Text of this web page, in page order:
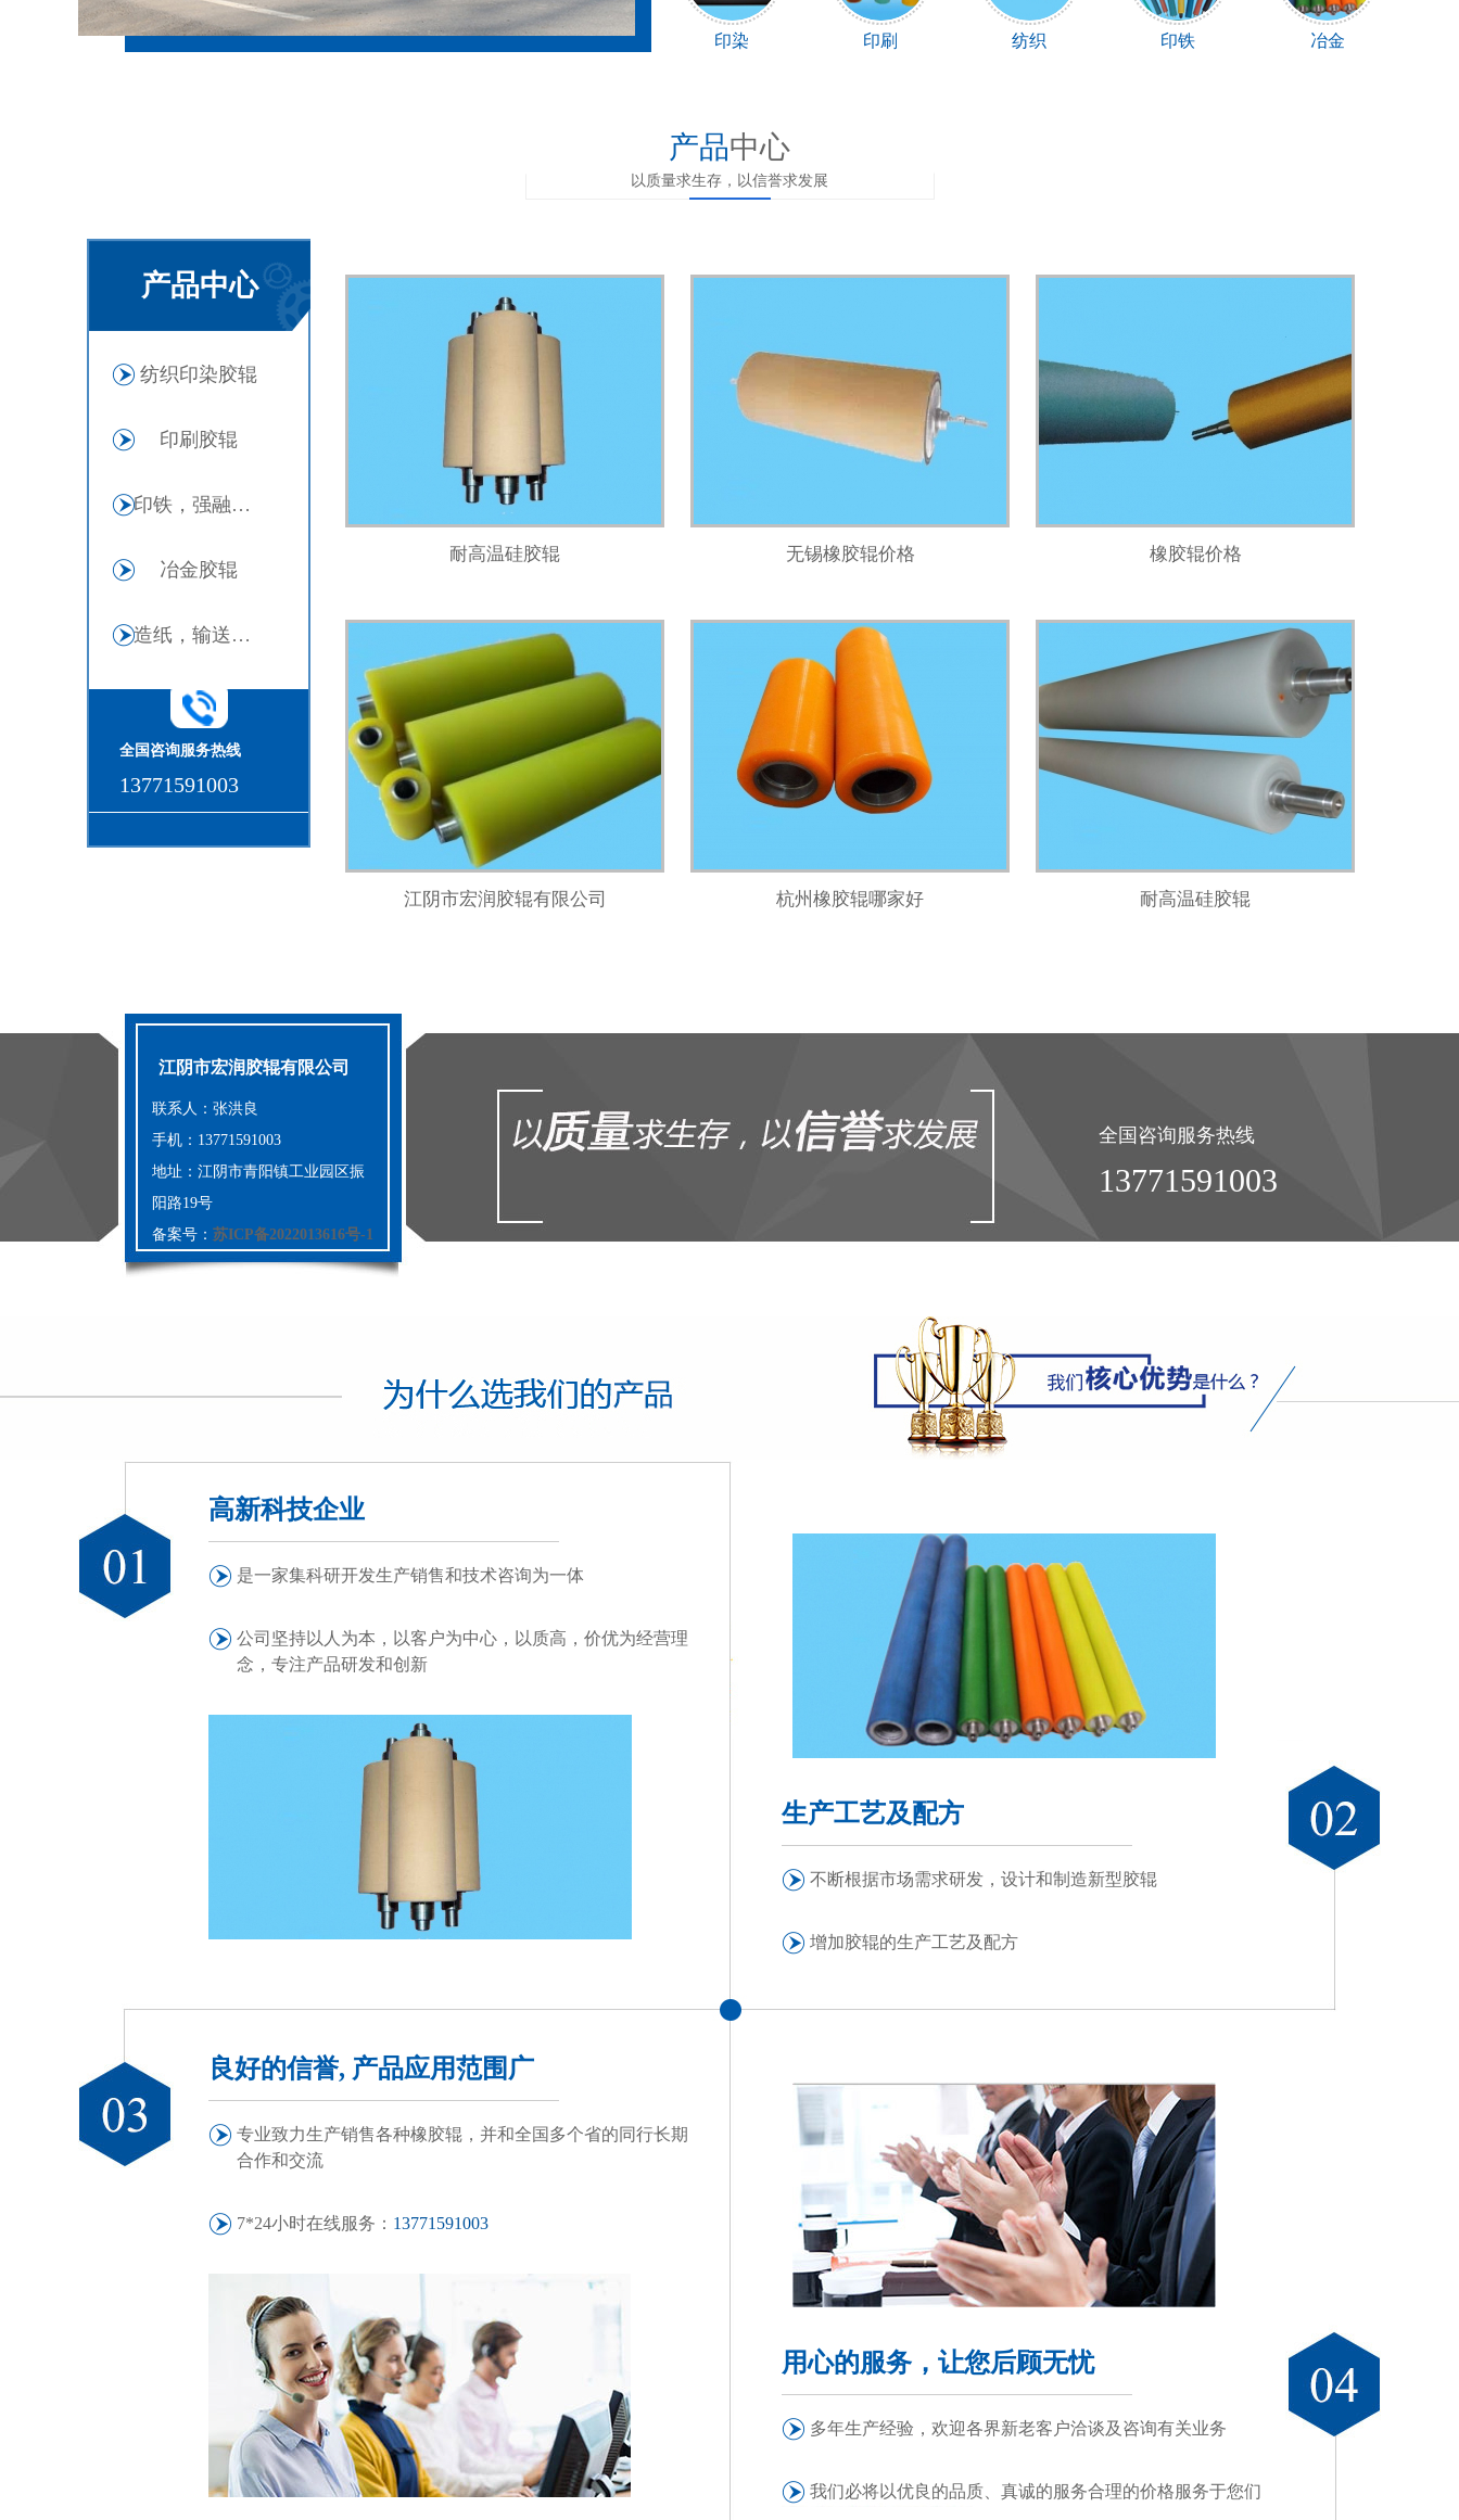
印染 印刷 纺织 印铁 冶金
产品中心
以质量求生存，以信誉求发展
产品中心
纺织印染胶辊
印刷胶辊
印铁，强融剂胶辊
冶金胶辊
造纸，输送胶辊
全国咨询服务热线
13771591003
耐高温硅胶辊 无锡橡胶辊价格 橡胶辊价格
江阴市宏润胶辊有限公司 杭州橡胶辊哪家好 耐高温硅胶辊
江阴市宏润胶辊有限公司
联系人：张洪良
手机：13771591003
地址：江阴市青阳镇工业园区振
阳路19号
备案号： 苏ICP备2022013616号-1
全国咨询服务热线
13771591003
高新科技企业
是一家集科研开发生产销售和技术咨询为一体
公司坚持以人为本，以客户为中心，以质高，价优为经营理
念，专注产品研发和创新
生产工艺及配方
不断根据市场需求研发，设计和制造新型胶辊
增加胶辊的生产工艺及配方
良好的信誉, 产品应用范围广
专业致力生产销售各种橡胶辊，并和全国多个省的同行长期
合作和交流
7*24小时在线服务： 13771591003
用心的服务，让您后顾无忧
多年生产经验，欢迎各界新老客户洽谈及咨询有关业务
我们必将以优良的品质、真诚的服务合理的价格服务于您们